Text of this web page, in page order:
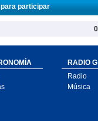
participar
RADIO G
Radio
Música